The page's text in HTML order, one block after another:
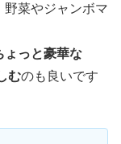
野菜やジャンボマ
ょっと豪華な
むのも良いです